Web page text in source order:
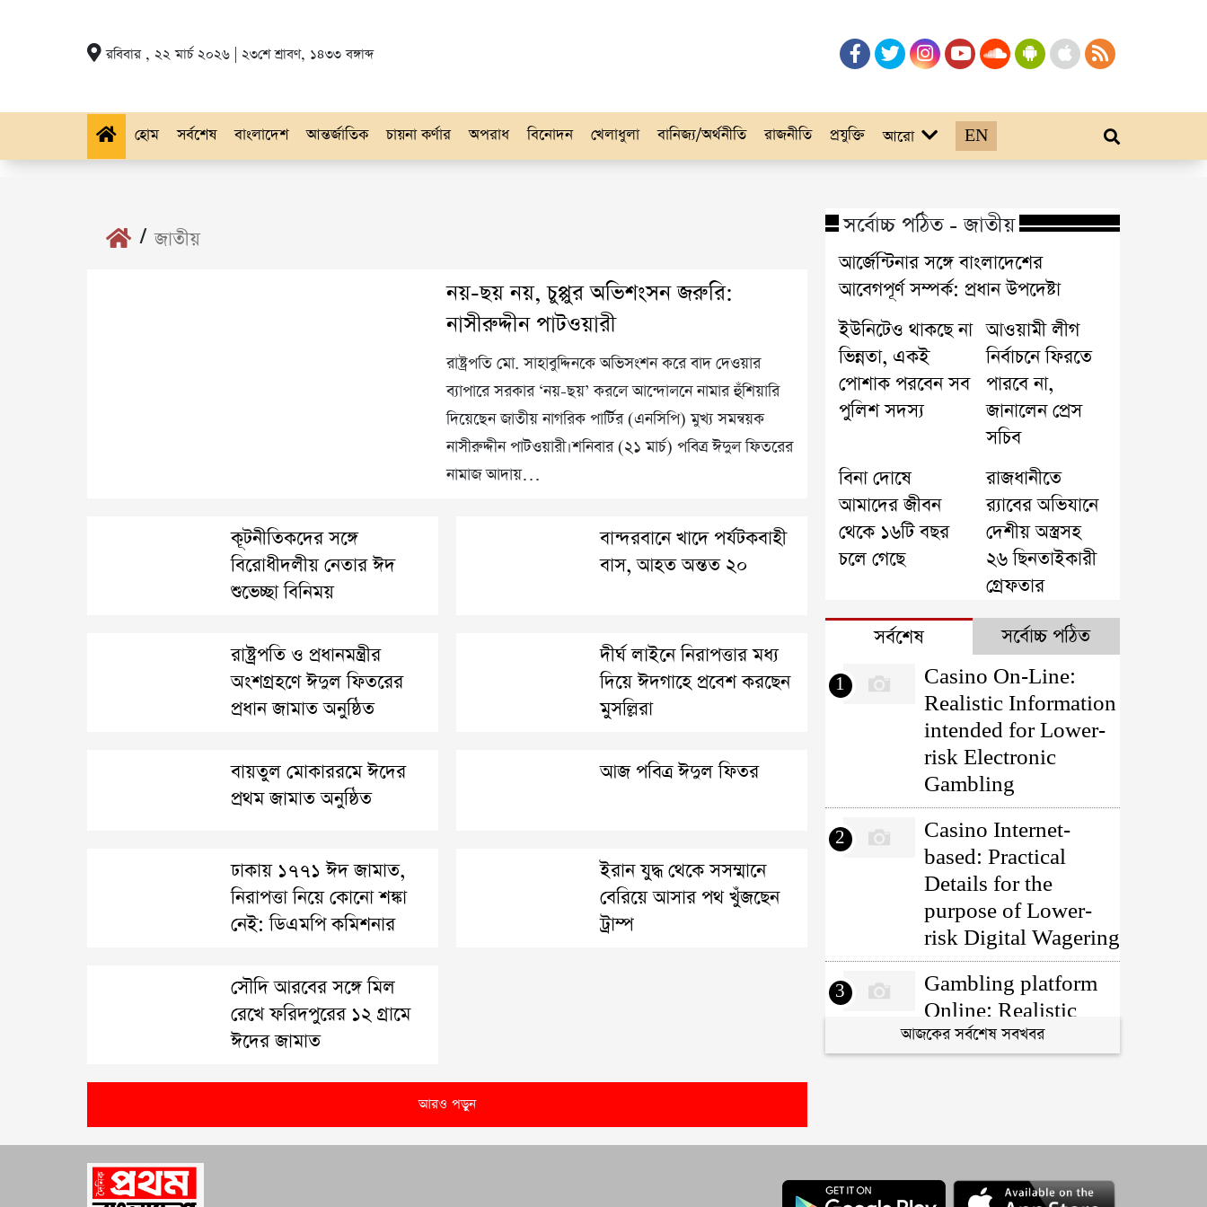
রবিবার , ২২ মার্চ ২০২৬ | ২৩শে শ্রাবণ, ১৪৩৩ বঙ্গাব্দ
হোম সর্বশেষ বাংলাদেশ আন্তর্জাতিক চায়না কর্ণার অপরাধ বিনোদন খেলাধুলা বানিজ্য/অর্থনীতি রাজনীতি প্রযুক্তি আরো EN
/জাতীয়
নয়-ছয় নয়, চুপ্পুর অভিশংসন জরুরি:
নাসীরুদ্দীন পাটওয়ারী
রাষ্ট্রপতি মো. সাহাবুদ্দিনকে অভিসংশন করে বাদ দেওয়ার
ব্যাপারে সরকার ‘নয়-ছয়’ করলে আন্দোলনে নামার হুঁশিয়ারি
দিয়েছেন জাতীয় নাগরিক পার্টির (এনসিপি) মুখ্য সমন্বয়ক
নাসীরুদ্দীন পাটওয়ারী।শনিবার (২১ মার্চ) পবিত্র ঈদুল ফিতরের
নামাজ আদায়…
কূটনীতিকদের সঙ্গে
বিরোধীদলীয় নেতার ঈদ
শুভেচ্ছা বিনিময়
বান্দরবানে খাদে পর্যটকবাহী
বাস, আহত অন্তত ২০
রাষ্ট্রপতি ও প্রধানমন্ত্রীর
অংশগ্রহণে ঈদুল ফিতরের
প্রধান জামাত অনুষ্ঠিত
দীর্ঘ লাইনে নিরাপত্তার মধ্য
দিয়ে ঈদগাহে প্রবেশ করছেন
মুসল্লিরা
বায়তুল মোকাররমে ঈদের
প্রথম জামাত অনুষ্ঠিত
আজ পবিত্র ঈদুল ফিতর
ঢাকায় ১৭৭১ ঈদ জামাত,
নিরাপত্তা নিয়ে কোনো শঙ্কা
নেই: ডিএমপি কমিশনার
ইরান যুদ্ধ থেকে সসম্মানে
বেরিয়ে আসার পথ খুঁজছেন
ট্রাম্প
সৌদি আরবের সঙ্গে মিল
রেখে ফরিদপুরের ১২ গ্রামে
ঈদের জামাত
আরও পড়ুন
সর্বোচ্চ পঠিত - জাতীয়
আর্জেন্টিনার সঙ্গে বাংলাদেশের
আবেগপূর্ণ সম্পর্ক: প্রধান উপদেষ্টা
ইউনিটেও থাকছে না
ভিন্নতা, একই
পোশাক পরবেন সব
পুলিশ সদস্য
আওয়ামী লীগ
নির্বাচনে ফিরতে
পারবে না,
জানালেন প্রেস
সচিব
বিনা দোষে
আমাদের জীবন
থেকে ১৬টি বছর
চলে গেছে
রাজধানীতে
র‌্যাবের অভিযানে
দেশীয় অস্ত্রসহ
২৬ ছিনতাইকারী
গ্রেফতার
সর্বশেষ
সর্বোচ্চ পঠিত
1
Casino On-Line:
Realistic Information
intended for Lower-
risk Electronic
Gambling
2
Casino Internet-
based: Practical
Details for the
purpose of Lower-
risk Digital Wagering
3
Gambling platform
Online: Realistic
Details for Lower-
risk Electronic
4
игры оказываются
আজকের সর্বশেষ সবখবর